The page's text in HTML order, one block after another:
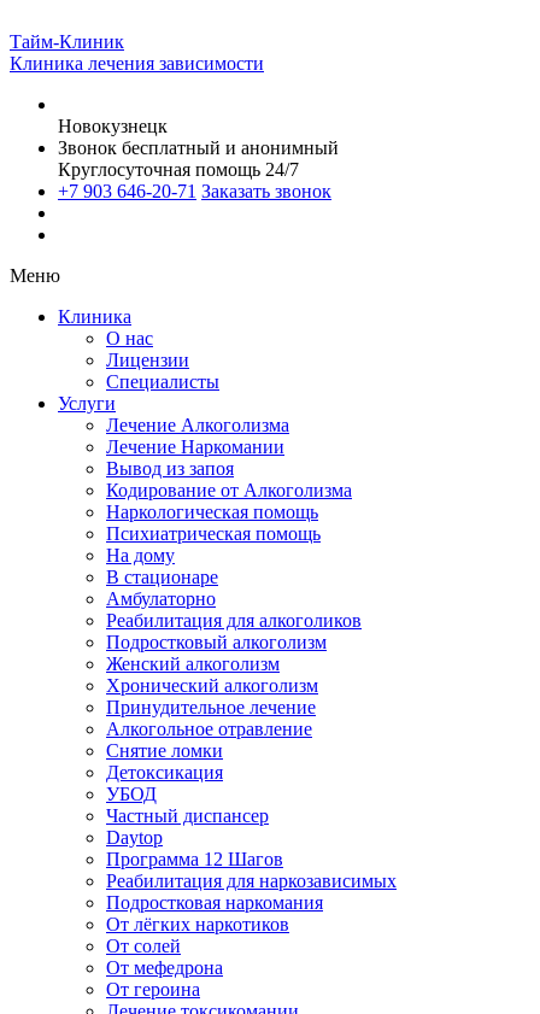
Тайм-Клиник
Клиника лечения зависимости
Новокузнецк
Звонок бесплатный и анонимный
Круглосуточная помощь 24/7
+7 903 646-20-71 Заказать звонок
Меню
Клиника
О нас
Лицензии
Специалисты
Услуги
Лечение Алкоголизма
Лечение Наркомании
Вывод из запоя
Кодирование от Алкоголизма
Наркологическая помощь
Психиатрическая помощь
На дому
В стационаре
Амбулаторно
Реабилитация для алкоголиков
Подростковый алкоголизм
Женский алкоголизм
Хронический алкоголизм
Принудительное лечение
Алкогольное отравление
Снятие ломки
Детоксикация
УБОД
Частный диспансер
Daytop
Программа 12 Шагов
Реабилитация для наркозависимых
Подростковая наркомания
От лёгких наркотиков
От солей
От мефедрона
От героина